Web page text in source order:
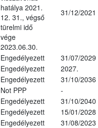
hatálya 2021.
12. 31., végső
türelmi idő
vége
2023.06.30.
31/12/2021
Engedélyezett
31/07/2029
Engedélyezett
2027.
Engedélyezett
31/10/2036
Not PPP
-
Engedélyezett
31/10/2040
Engedélyezett
15/01/2028
Engedélyezett 31/08/2023